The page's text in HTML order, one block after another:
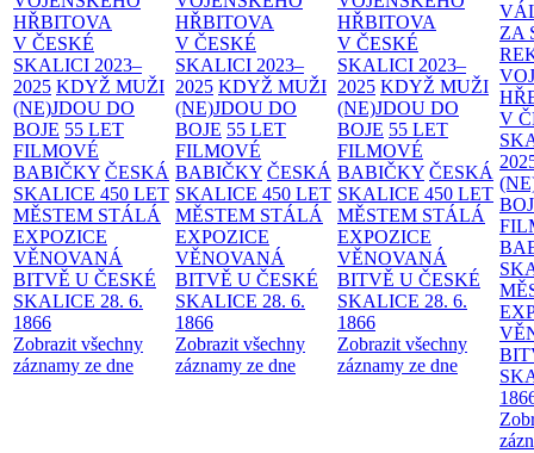
HŘBITOVA
V ČESKÉ
SKALICI 2023–
2025 KDYŽ MUŽI
(NE)JDOU DO
BOJE 55 LET
FILMOVÉ
BABIČKY ČESKÁ
SKALICE 450 LET
MĚSTEM STÁLÁ
EXPOZICE
VĚNOVANÁ
BITVĚ U ČESKÉ
SKALICE 28. 6.
1866
Zobrazit všechny
záznamy ze dne
HŘBITOVA
V ČESKÉ
SKALICI 2023–
2025 KDYŽ MUŽI
(NE)JDOU DO
BOJE 55 LET
FILMOVÉ
BABIČKY ČESKÁ
SKALICE 450 LET
MĚSTEM STÁLÁ
EXPOZICE
VĚNOVANÁ
BITVĚ U ČESKÉ
SKALICE 28. 6.
1866
Zobrazit všechny
záznamy ze dne
HŘBITOVA
V ČESKÉ
SKALICI 2023–
2025 KDYŽ MUŽI
(NE)JDOU DO
BOJE 55 LET
FILMOVÉ
BABIČKY ČESKÁ
SKALICE 450 LET
MĚSTEM STÁLÁ
EXPOZICE
VĚNOVANÁ
BITVĚ U ČESKÉ
SKALICE 28. 6.
1866
Zobrazit všechny
záznamy ze dne
ZA
V